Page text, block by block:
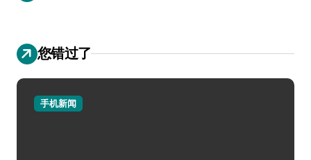
您错过了
手机新闻